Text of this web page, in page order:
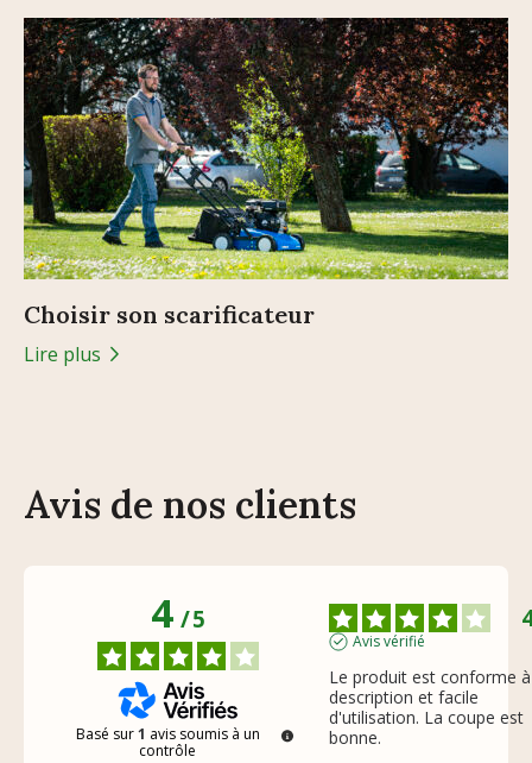
Choisir son scarificateur
Lire plus
Avis de nos clients
4/5
Basé sur1 avis soumis à un
contrôle
Avis vérifié
Le produit est conforme
description et facile
d'utilisation. La coupe est
bonne.